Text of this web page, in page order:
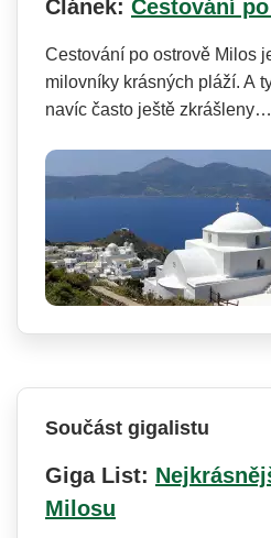
Článek: Cestování
Cestování po ostrově Milos
milovníky krásných pláží. A
navíc často ještě zkrášleny…
Součást gigalistu
Giga List:
Milosu